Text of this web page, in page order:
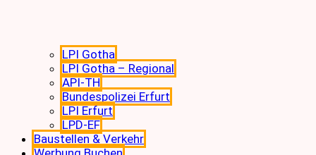
LPI Gotha
LPI Gotha – Regional
API-TH
Bundespolizei Erfurt
LPI Erfurt
LPD-EF
Baustellen & Verkehr